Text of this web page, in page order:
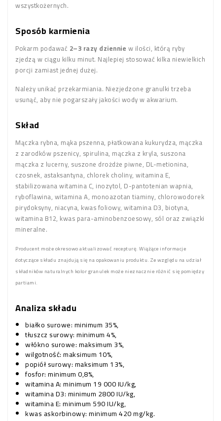
wszystkożernych.
Sposób karmienia
Pokarm podawać 2–3 razy dziennie w ilości, którą ryby
zjedzą w ciągu kilku minut. Najlepiej stosować kilka niewielkich
porcji zamiast jednej dużej.
Należy unikać przekarmiania. Niezjedzone granulki trzeba
usunąć, aby nie pogarszały jakości wody w akwarium.
Skład
Mączka rybna, mąka pszenna, płatkowana kukurydza, mączka
z zarodków pszenicy, spirulina, mączka z kryla, suszona
mączka z lucerny, suszone drożdże piwne, DL-metionina,
czosnek, astaksantyna, chlorek choliny, witamina E,
stabilizowana witamina C, inozytol, D-pantotenian wapnia,
ryboflawina, witamina A, monoazotan tiaminy, chlorowodorek
pirydoksyny, niacyna, kwas foliowy, witamina D3, biotyna,
witamina B12, kwas para-aminobenzoesowy, sól oraz związki
mineralne.
Producent może okresowo aktualizować recepturę. Wiążące informacje
dotyczące składu znajdują się na opakowaniu produktu. Ze względu na udział
składników naturalnych kolor granulek może nieznacznie różnić się pomiędzy
partiami.
Analiza składu
białko surowe: minimum 35%,
tłuszcz surowy: minimum 4%,
włókno surowe: maksimum 3%,
wilgotność: maksimum 10%,
popiół surowy: maksimum 13%,
fosfor: minimum 0,8%,
witamina A: minimum 19 000 IU/kg,
witamina D3: minimum 2800 IU/kg,
witamina E: minimum 590 IU/kg,
kwas askorbinowy: minimum 420 mg/kg.